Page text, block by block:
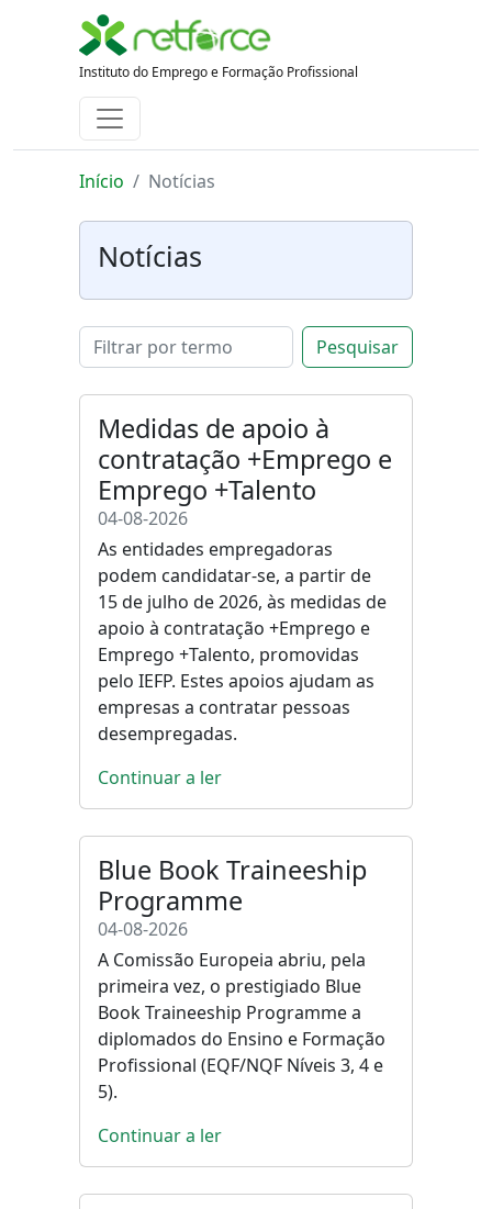
Instituto do Emprego e Formação Profissional
Início Notícias
Notícias
Pesquisar
Medidas de apoio à
contratação +Emprego e
Emprego +Talento
04-08-2026
As entidades empregadoras
podem candidatar-se, a partir de
15 de julho de 2026, às medidas de
apoio à contratação +Emprego e
Emprego +Talento, promovidas
pelo IEFP. Estes apoios ajudam as
empresas a contratar pessoas
desempregadas.
Continuar a ler
Blue Book Traineeship
Programme
04-08-2026
A Comissão Europeia abriu, pela
primeira vez, o prestigiado Blue
Book Traineeship Programme a
diplomados do Ensino e Formação
Profissional (EQF/NQF Níveis 3, 4 e
5).
Continuar a ler